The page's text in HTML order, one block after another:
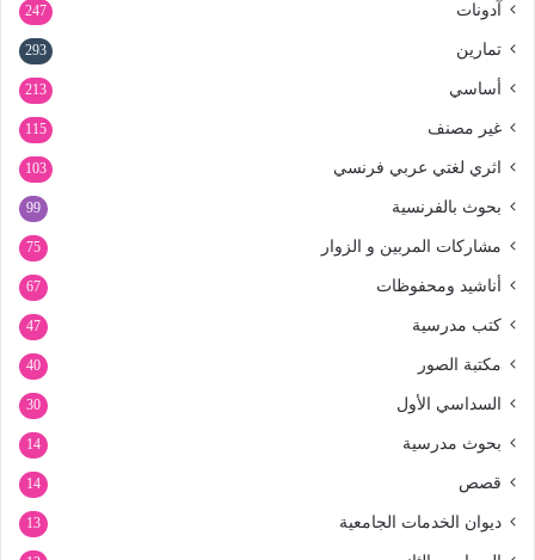
آدونات 247
تمارين 293
أساسي 213
غير مصنف 115
اثري لغتي عربي فرنسي 103
بحوث بالفرنسية 99
مشاركات المربين و الزوار 75
أناشيد ومحفوظات 67
كتب مدرسية 47
مكتبة الصور 40
السداسي الأول 30
بحوث مدرسية 14
قصص 14
ديوان الخدمات الجامعية 13